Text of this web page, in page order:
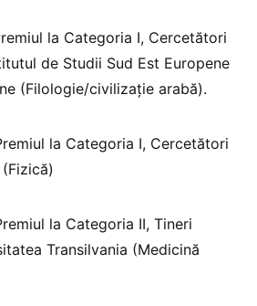
la Categoria I, Cercetători
de Studii Sud Est Europene
(Filologie/civilizație arabă).
la Categoria I, Cercetători
la Categoria II, Tineri
Transilvania (Medicină